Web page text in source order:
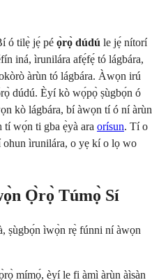
ó tilẹ̀ jẹ́ pé ọ̀rọ̀ dúdú le jẹ́ nítorí
iná, ìrunilára afẹ́fẹ́ tó lágbára,
àrùn tó lágbára. Àwọn irú
dúdú. Èyí kò wọ́pọ̀ ṣùgbọ́n ó
kò lágbára, bí àwọn tí ó ní àrùn
tí wọ́n ti gba ẹ̀yà ara orísun. Tí o
ohun ìrunilára, o yẹ kí o lọ wo
Ọ̀rọ̀ Túmọ̀ Sí
ṣùgbọ́n ìwọ̀n rẹ̀ fúnni ní àwọn
mímọ́, èyí le fi àmì àrùn àìsàn